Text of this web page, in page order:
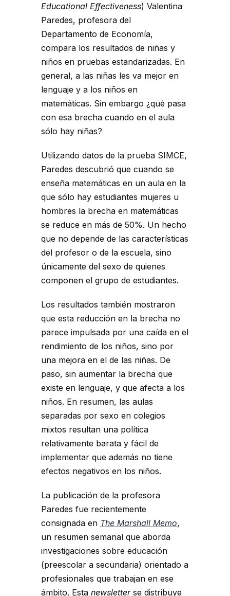
Educational Effectiveness) Valentina
Paredes, profesora del
Departamento de Economía,
compara los resultados de niñas y
niños en pruebas estandarizadas. En
general, a las niñas les va mejor en
lenguaje y a los niños en
matemáticas. Sin embargo ¿qué pasa
con esa brecha cuando en el aula
sólo hay niñas?
Utilizando datos de la prueba SIMCE,
Paredes descubrió que cuando se
enseña matemáticas en un aula en la
que sólo hay estudiantes mujeres u
hombres la brecha en matemáticas
se reduce en más de 50%. Un hecho
que no depende de las características
del profesor o de la escuela, sino
únicamente del sexo de quienes
componen el grupo de estudiantes.
Los resultados también mostraron
que esta reducción en la brecha no
parece impulsada por una caída en el
rendimiento de los niños, sino por
una mejora en el de las niñas. De
paso, sin aumentar la brecha que
existe en lenguaje, y que afecta a los
niños. En resumen, las aulas
separadas por sexo en colegios
mixtos resultan una política
relativamente barata y fácil de
implementar que además no tiene
efectos negativos en los niños.
La publicación de la profesora
Paredes fue recientemente
consignada en The Marshall Memo,
un resumen semanal que aborda
investigaciones sobre educación
(preescolar a secundaria) orientado a
profesionales que trabajan en ese
ámbito. Esta newsletterse distribuye